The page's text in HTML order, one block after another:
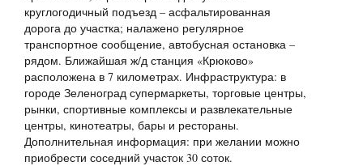
круглогодичный подъезд – асфальтированная
дорога до участка; налажено регулярное
транспортное сообщение, автобусная остановка –
рядом. Ближайшая ж/д станция «Крюково»
расположена в 7 километрах. Инфраструктура: в
городе Зеленоград супермаркеты, торговые центры,
рынки, спортивные комплексы и развлекательные
центры, кинотеатры, бары и рестораны.
Дополнительная информация: при желании можно
приобрести соседний участок 30 соток.